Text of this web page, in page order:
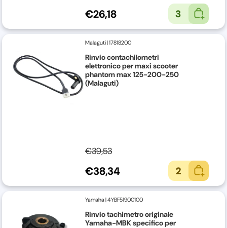
€26,18 3
Malaguti|17818200
Rinvio contachilometri
elettronico per maxi scooter
phantom max 125-200-250
(Malaguti)
€39,53
€38,34 2
Yamaha|4YBF51900100
Rinvio tachimetro originale
Yamaha-MBK specifico per